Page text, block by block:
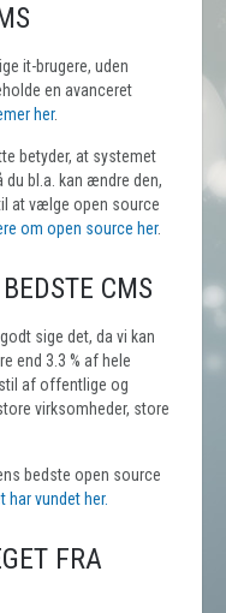
it-brugere, uden
en avanceret
her.
betyder, at systemet
bl.a. kan ændre den,
at vælge open source
om open source her.
CMS
sige det, da vi kan
end 3.3 % af hele
af offentlige og
virksomheder, store
bedste open source
har vundet her.
FRA